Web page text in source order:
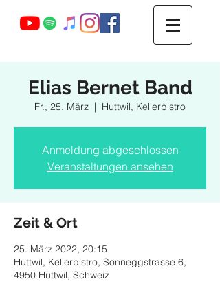
Webmaster Login
Elias Bernet Band
Fr., 25. März
  |
Huttwil, Kellerbistro
Anmeldung abgeschlossen
Veranstaltungen ansehen
Zeit & Ort
25. März 2022, 20:15
Huttwil, Kellerbistro, Sonneggstrasse 6,
4950 Huttwil, Schweiz